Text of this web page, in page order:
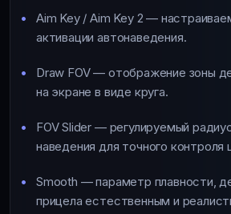
Aim Key / Aim Key 2 —
активации автонаведения.
Draw FOV — отображение зоны
на экране в виде круга.
FOV Slider — регулируемый
наведения для точного контроля
Smooth — параметр плавности,
прицела естественным и